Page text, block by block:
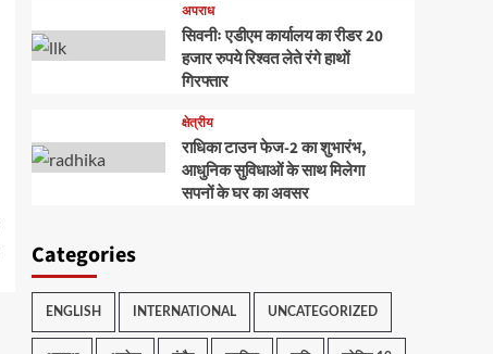
अपराध
सिवनीः एडीएम कार्यालय का रीडर 20
हजार रुपये रिश्वत लेते रंगे हाथों
गिरफ्तार
क्षेत्रीय
राधिका टाउन फेज-2 का शुभारंभ,
आधुनिक सुविधाओं के साथ मिलेगा
सपनों के घर का अवसर
Categories
ENGLISH INTERNATIONAL UNCATEGORIZED